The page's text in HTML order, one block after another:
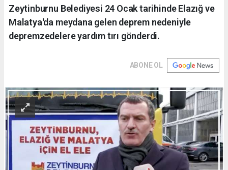
Zeytinburnu Belediyesi 24 Ocak tarihinde Elazığ ve
Malatya'da meydana gelen deprem nedeniyle
depremzedelere yardım tırı gönderdi.
ABONE OL